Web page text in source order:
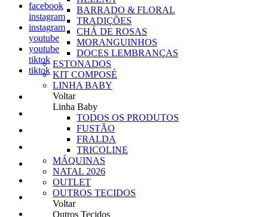
BARRADO & FLORAL
TRADIÇÕES
CHÁ DE ROSAS
MORANGUINHOS
DOCES LEMBRANÇAS
ESTONADOS
KIT COMPOSÉ
LINHA BABY
Voltar
Linha Baby
TODOS OS PRODUTOS
FUSTÃO
FRALDA
TRICOLINE
MÁQUINAS
NATAL 2026
OUTLET
OUTROS TECIDOS
Voltar
Outros Tecidos
facebook
instagram
instagram
youtube
youtube
tiktok
tiktok